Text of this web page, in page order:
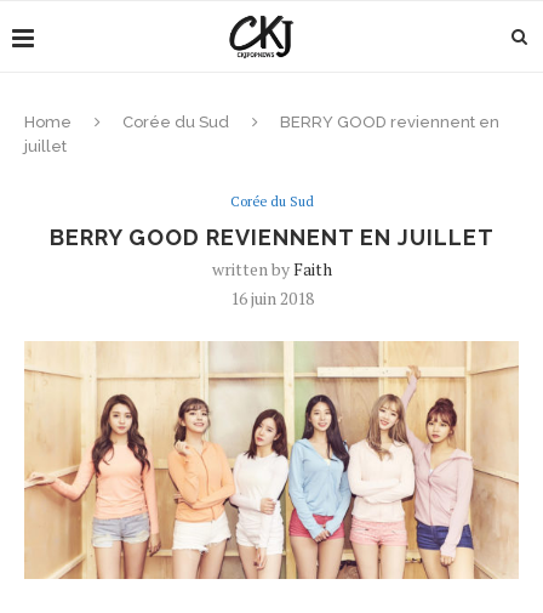
Home Corée du Sud
BERRY GOOD reviennent en
juillet
Corée du Sud
BERRY GOOD REVIENNENT EN JUILLET
written byFaith
16 juin 2018